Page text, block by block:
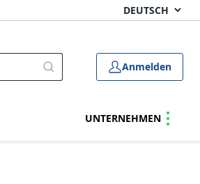
Anmelden
UNTERNEHMEN